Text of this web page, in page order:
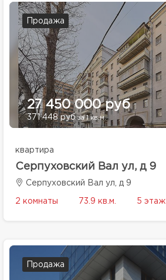
Продажа
27 450 000 руб
371 448 рубза 1 кв.м.
квартира
Серпуховский Вал ул, д 9
Серпуховский Вал ул, д 9
2 комнаты 73.9 кв.м. 5 этаж
Продажа